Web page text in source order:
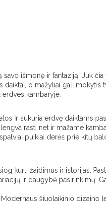
išmonę ir fantaziją. Juk
o mažyliai gali mokytis
kambaryje.
ir sukuria erdvę daiktams
rasti net ir mažame
puikiai derės prie kitų
kurti žaidimus ir istorijas.
ir daugybė pasirinkimų.
šiuolaikinio dizaino